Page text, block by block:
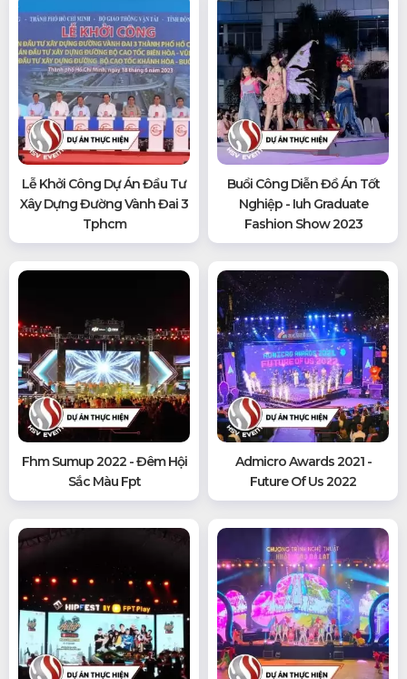
Lễ Khởi Công Dự Án Đầu Tư
Xây Dựng Đường Vành Đai 3
Tphcm
Buổi Công Diễn Đồ Án Tốt
Nghiệp - Iuh Graduate
Fashion Show 2023
Fhm Sumup 2022 - Đêm Hội
Sắc Màu Fpt
Admicro Awards 2021 -
Future Of Us 2022